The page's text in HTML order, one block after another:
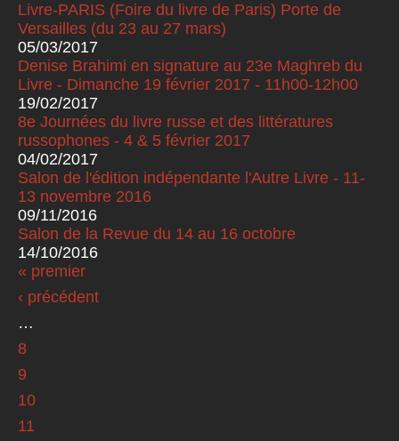
Livre-PARIS (Foire du livre de Paris) Porte de
Versailles (du 23 au 27 mars)
05/03/2017
Denise Brahimi en signature au 23e Maghreb du
Livre - Dimanche 19 février 2017 - 11h00-12h00
19/02/2017
8e Journées du livre russe et des littératures
russophones - 4 & 5 février 2017
04/02/2017
Salon de l'édition indépendante l'Autre Livre - 11-
13 novembre 2016
09/11/2016
Salon de la Revue du 14 au 16 octobre
14/10/2016
Pages
« premier
‹ précédent
…
8
9
10
11